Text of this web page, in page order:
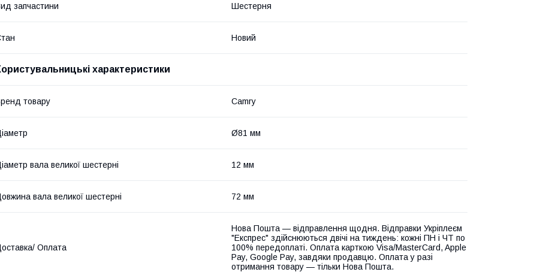
запчастини Шестерня
Новий
характеристики
товару Camry
Ø81 мм
вала великої шестерні 12 мм
вала великої шестерні 72 мм
Оплата
Нова Пошта — відправлення щодня. Відправки Укріплеєм
"Експрес" здійснюються двічі на тиждень: кожні ПН і ЧТ по
100% передоплаті. Оплата карткою Visa/MasterCard, Apple
Pay, Google Pay, завдяки продавцю. Оплата у разі
отримання товару — тільки Нова Пошта.